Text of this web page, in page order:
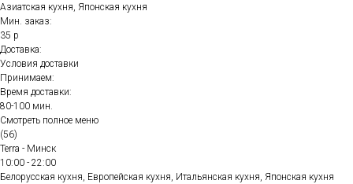
Азиатская кухня, Японская кухня
Мин. заказ:
35 р
Доставка:
Условия доставки
Принимаем:
Время доставки:
80-100 мин.
Смотреть полное меню
(56)
Terra - Минск
10:00 - 22:00
Белорусская кухня, Европейская кухня, Итальянская кухня, Японская кухня